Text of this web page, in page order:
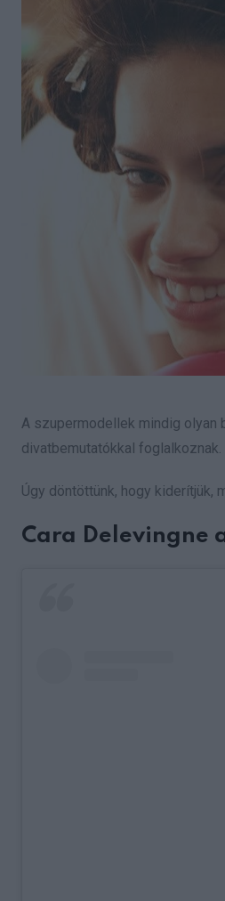
A szupermodellek mindig olyan
divatbemutatókkal
Úgy döntöttünk, hogy kiderítjük,
Cara Delevingne